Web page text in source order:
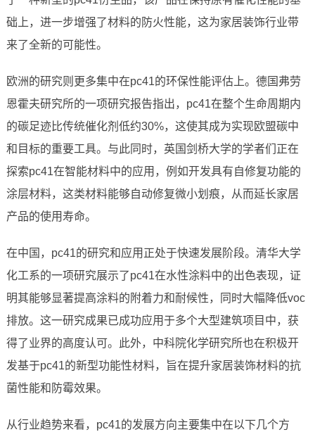
础上，进一步增强了材料的防火性能，这为家居装饰行业带
来了全新的可能性。
欧洲的研究则更多集中在pc41的环保性能评估上。德国弗劳
恩霍夫研究所的一项研究报告指出，pc41在整个生命周期内
的碳足迹比传统催化剂低约30%，这使其成为实现欧盟碳中
和目标的重要工具。与此同时，英国剑桥大学的学者们正在
探索pc41在智能材料中的应用，例如开发具有自修复功能的
涂层材料，这类材料能够自动修复微小划痕，从而延长家居
产品的使用寿命。
在中国，pc41的研究和应用正处于快速发展阶段。清华大学
化工系的一项研究展示了pc41在水性涂料中的出色表现，证
明其能够显著提高涂料的附着力和耐候性，同时大幅降低voc
排放。这一研究成果已成功应用于多个大型建筑项目中，获
得了业界的高度认可。此外，中科院化学研究所也在积极开
发基于pc41的新型功能性材料，旨在提升家居装饰材料的抗
菌性能和防霉效果。
从行业趋势来看，pc41的发展方向主要集中在以下几个方